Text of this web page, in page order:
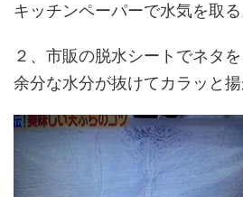
キッチンペーパーで水気を取る
２、 市販の脱水シートでネタ
余分な水分が抜けてカラッと揚